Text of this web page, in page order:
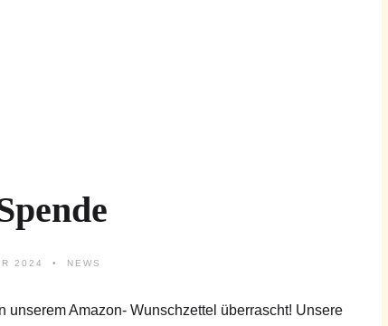
2024 NEWS
Amazon- Wunschzettel überrascht! Unsere